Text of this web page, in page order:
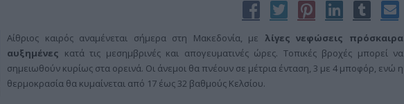
Αίθριος καιρός αναμένεται σήμερα στη Μακεδονία, με λίγες νεφώσεις πρόσκαιρα
αυξημένες κατά τις μεσημβρινές και απογευματινές ώρες. Τοπικές βροχές μπορεί να
σημειωθούν κυρίως στα ορεινά. Οι άνεμοι θα πνέουν σε μέτρια ένταση, 3 με 4 μποφόρ, ενώ η
θερμοκρασία θα κυμαίνεται από 17 έως 32 βαθμούς Κελσίου.